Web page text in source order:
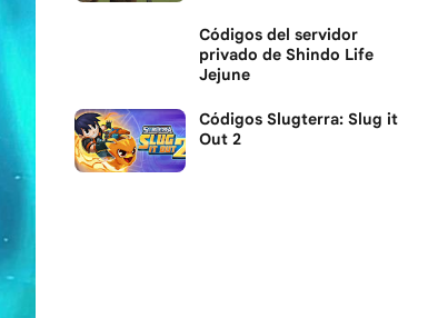
Códigos del servidor
privado de Shindo Life
Jejune
Códigos Slugterra: Slug it
Out 2